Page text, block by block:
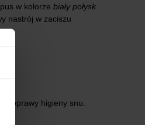
w kolorze biały połysk
nastrój w zaciszu
poprawy higieny snu.